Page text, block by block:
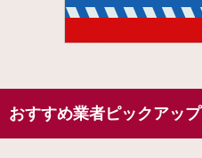
おすすめ業者ピックアップ